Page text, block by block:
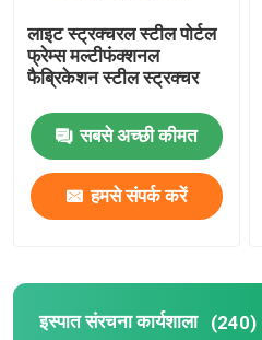
स्टील स्ट्रक्चर ब्रिज
फोल्डेबल कंटेनर हाउस
वेनलो ग्लास ग्रीनहाउस
फिल्म से ढका ग्रीनहाउस
लाइट स्ट्रक्चरल स्टील पोर्टल
फ्रेम्स मल्टीफंक्शनल
फैब्रिकेशन स्टील स्ट्रक्चर
सबसे अच्छी कीमत
हमसे संपर्क करें
इस्पात संरचना कार्यशाला (240)